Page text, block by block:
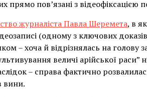
прямо пов’язані з відеофіксацією
журналіста Павла Шеремета, в
(одному з ключових
– хоча й відрізнялась на голову
величі арійської
– справа фактично
вини.